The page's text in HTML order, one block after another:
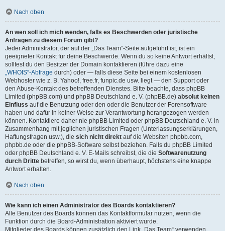
Nach oben
An wen soll ich mich wenden, falls es Beschwerden oder juristische
Anfragen zu diesem Forum gibt?
Jeder Administrator, der auf der „Das Team“-Seite aufgeführt ist, ist ein
geeigneter Kontakt für deine Beschwerde. Wenn du so keine Antwort erhältst,
solltest du den Besitzer der Domain kontaktieren (führe dazu eine
„WHOIS“-Abfrage durch) oder — falls diese Seite bei einem kostenlosen
Webhoster wie z. B. Yahoo!, free.fr, funpic.de usw. liegt — den Support oder
den Abuse-Kontakt des betreffenden Dienstes. Bitte beachte, dass phpBB
Limited (phpBB.com) und phpBB Deutschland e. V. (phpBB.de) absolut keinen
Einfluss auf die Benutzung oder den oder die Benutzer der Forensoftware
haben und dafür in keiner Weise zur Verantwortung herangezogen werden
können. Kontaktiere daher nie phpBB Limited oder phpBB Deutschland e. V. in
Zusammenhang mit jeglichen juristischen Fragen (Unterlassungserklärungen,
Haftungsfragen usw.), die sich nicht direkt auf die Websiten phpbb.com,
phpbb.de oder die phpBB-Software selbst beziehen. Falls du phpBB Limited
oder phpBB Deutschland e. V. E-Mails schreibst, die die Softwarenutzung
durch Dritte betreffen, so wirst du, wenn überhaupt, höchstens eine knappe
Antwort erhalten.
Nach oben
Wie kann ich einen Administrator des Boards kontaktieren?
Alle Benutzer des Boards können das Kontaktformular nutzen, wenn die
Funktion durch die Board-Administration aktiviert wurde.
Mitglieder des Boards können zusätzlich den Link „Das Team“ verwenden.